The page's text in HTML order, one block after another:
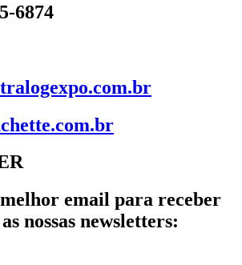
6874
email para receber
nossas newsletters: